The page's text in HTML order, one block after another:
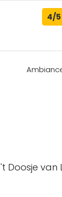
4/5
't Doosje van